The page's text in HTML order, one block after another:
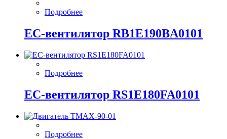
Подробнее
EC-вентилятор RB1E190BA0101
Подробнее
EC-вентилятор RS1E180FA0101
Подробнее